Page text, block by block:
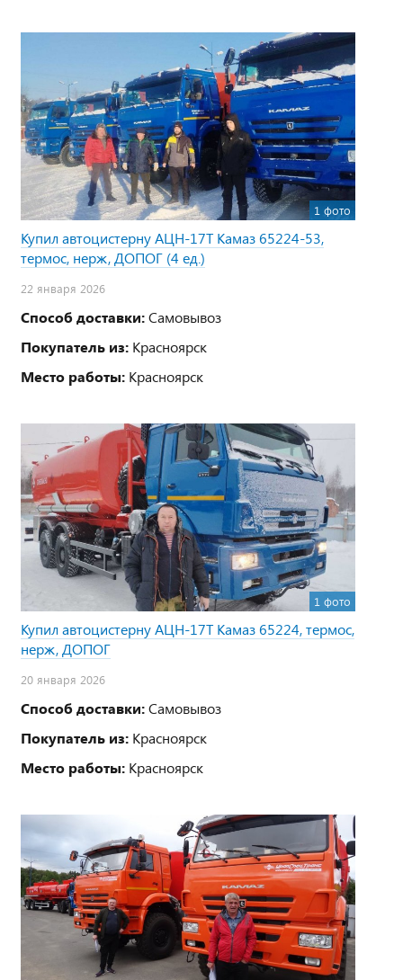
1 фото
Купил автоцистерну АЦН-17Т Камаз 65224-53,
термос, нерж, ДОПОГ (4 ед.)
22 января 2026
Способ доставки:Самовывоз
Покупатель из: Красноярск
Место работы: Красноярск
1 фото
Купил автоцистерну АЦН-17Т Камаз 65224, термос,
нерж, ДОПОГ
20 января 2026
Способ доставки:Самовывоз
Покупатель из: Красноярск
Место работы: Красноярск